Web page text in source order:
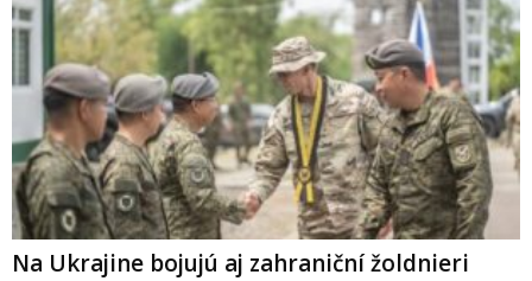
Na Ukrajine bojujú aj zahraniční žoldnieri